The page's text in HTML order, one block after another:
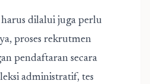
harus dilalui juga perlu
proses rekrutmen
pendaftaran secara
administratif, tes